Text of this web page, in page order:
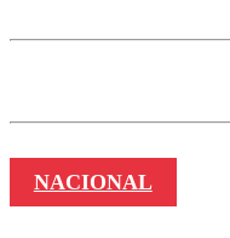
NACIONAL